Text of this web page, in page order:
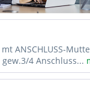
ANSCHLUSS-
4 Anschluss...